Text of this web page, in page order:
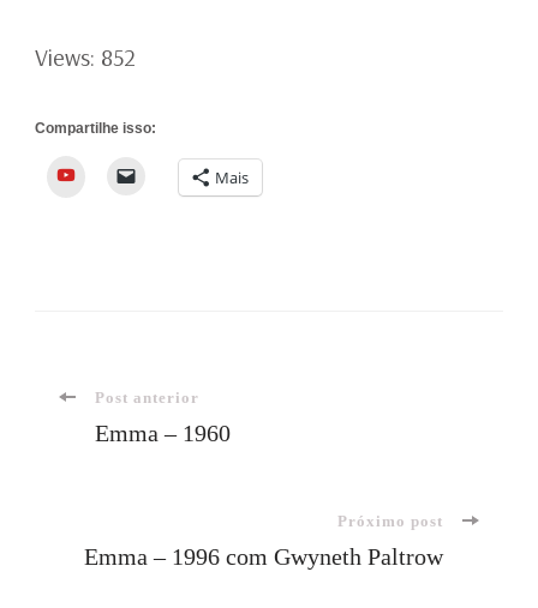
Views: 852
Compartilhe isso:
YouTube Mais
Navegação
post
Post anterior
Emma – 1960
Próximo post
Emma – 1996 com Gwyneth Paltrow